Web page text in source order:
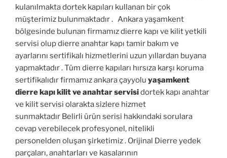
kulanılmakta dortek kapıları kullanan bir çok
müşterimiz bulunmaktadır . Ankara yaşamkent
bölgesinde bulunan firmamız dierre kapı ve kilit yetkili
servisi olup dierre anahtar kapı tamir bakım ve
ayarlarını sertifikalı hizmetlerini uzun yıllardan buyana
yapmaktadır . Tüm dierre kapıları hırsıza karşı koruma
sertifikalıdır firmamız ankara çayyolu yaşamkent
dierre kapı kilit ve anahtar servisidortek kapı anahtar
ve kilit servisi olarakta sizlere hizmet
sunmaktadır Belirli ürün serisi hakkındaki sorulara
cevap verebilecek profesyonel, nitelikli
personelden oluşan şirketimiz . Orijinal Dierre yedek
parçaları, anahtarları ve kasalarının